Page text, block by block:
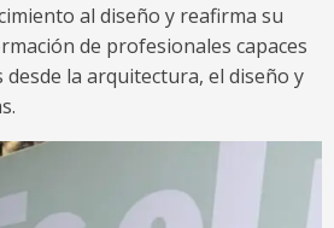
al diseño y reafirma su
de profesionales capaces
la arquitectura, el diseño y